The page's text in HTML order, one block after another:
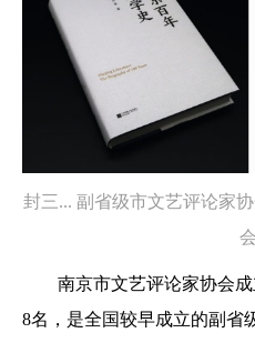
封三... 副省级市文艺评论家
会
南京市文艺评论家协会
8名，是全国较早成立的副省